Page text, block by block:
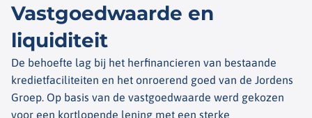
Vastgoedwaarde en
liquiditeit
De behoefte lag bij het herfinancieren van bestaande
kredietfaciliteiten en het onroerend goed van de Jordens
Groep. Op basis van de vastgoedwaarde werd gekozen
voor een kortlopende lening met een sterke